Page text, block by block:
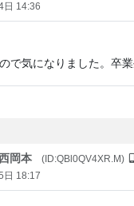
日 14:36
で気になりました。卒
岡本
(ID:QBl0QV4XR.M)
日 18:17